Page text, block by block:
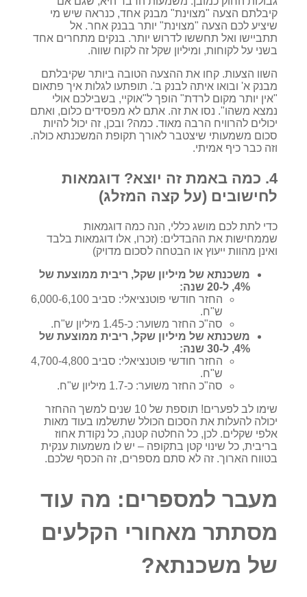
קיבלתם הצעה "מצוינת" מבנק אחד, כנראה שיש מי
שיציע לכם הצעה "מצוינת" יותר בבנק אחר. אל
תתביישו ואל תחששו לדרוש יותר. בנקים מתחרים אחד
בשני על לקוחות, ומיליון שקל זה לקוח שווה.
השוו הצעות. קחו את ההצעה הטובה ביותר שקיבלתם
מבנק א' ובואו איתה לבנק ב'. תופתעו לגלות איך פתאום
"אין יותר מקום לרדת" הופך ל"אוקיי, בשבילכם אולי
נמצא משהו". נסו את זה. אתם לא מפסידים כלום, ואתם
יכולים להרוויח הרבה מאוד. כמה? ובכן, זה יכול להיות
סכום משמעותי שיצטבר לאורך תקופת המשכנתא כולה.
וזה כבר כיף אמיתי.
4. כמה באמת זה יוצא? דוגמאות
לחישובים (על קצה המזלג)
כדי לתת לכם מושג כללי, הנה כמה דוגמאות
שממחישות את ההבדלים: (זכרו, אלו דוגמאות בלבד
ואינן מהוות ייעוץ או הבטחה לסכום מדויק)
משכנתא של מיליון שקל, ריבית ממוצעת של
4%, ל-20 שנה:
החזר חודשי פוטנציאלי: סביב 6,000-6,100
ש"ח.
סה"כ החזר משוער: כ-1.45 מיליון ש"ח.
משכנתא של מיליון שקל, ריבית ממוצעת של
4%, ל-30 שנה:
החזר חודשי פוטנציאלי: סביב 4,700-4,800
ש"ח.
סה"כ החזר משוער: כ-1.7 מיליון ש"ח.
שימו לב לפערים! תוספת של 10 שנים למשך ההחזר
יכולה להעלות את הסכום הכולל שתשלמו בעוד מאות
אלפי שקלים. לכן, כל החלטה קטנה, כל נקודת אחוז
בריבית, כל שינוי קטן בתקופה – יש לו משמעות ענקית
בטווח הארוך. זה לא סתם מספרים, זה הכסף שלכם.
מעבר למספרים: מה עוד
מסתתר מאחורי הקלעים
של משכנתא?